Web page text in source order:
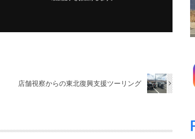
店舗視察からの東北復興支援ツーリング